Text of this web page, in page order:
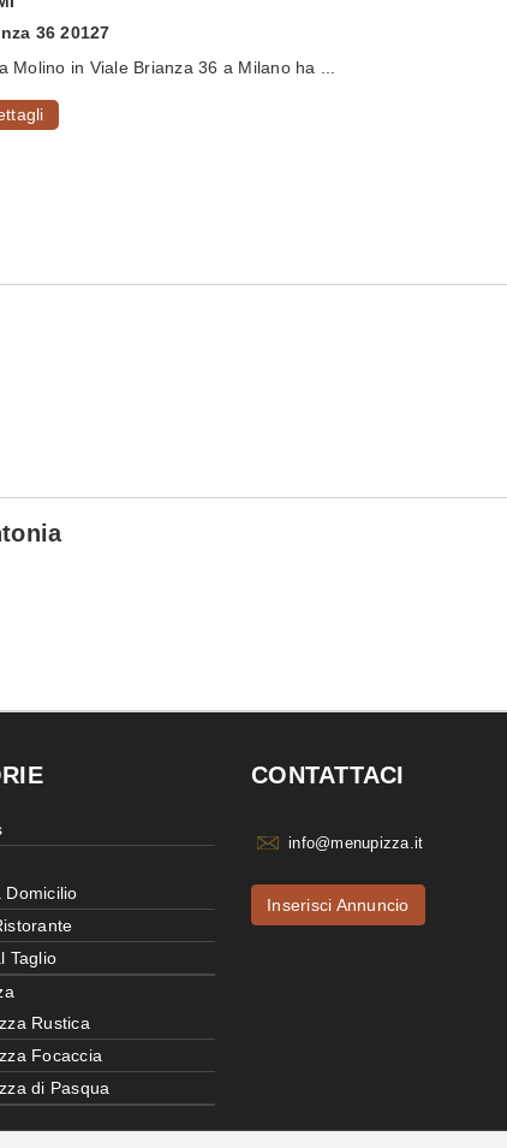
36 20127
Molino in Viale Brianza 36 a Milano ha ...
Domicilio
Taglio
Rustica
Focaccia
di Pasqua
CONTATTACI
info@menupizza.it
Inserisci Annuncio